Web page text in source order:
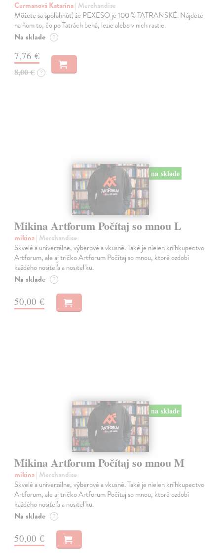
Cermanová Katarína| Merchandise
Môžete sa spoľahnúť, že PEXESO je 100 % TATRANSKÉ. Nájdete
na ňom to, čo po Tatrách behá, lezie alebo v nich rastie.
Na sklade ?
7,76 €
8,00 € ?
na sklade
Mikina Artforum Počítaj so mnou L
mikina| Merchandise
Skvelé a univerzálne, výberové a vkusné. Také je nielen kníhkupectvo
Artforum, ale aj tričko Artforum Počítaj so mnou, ktoré ozdobí
každého nositeľa a nositeľku.
Na sklade ?
50,00 €
na sklade
Mikina Artforum Počítaj so mnou M
mikina| Merchandise
Skvelé a univerzálne, výberové a vkusné. Také je nielen kníhkupectvo
Artforum, ale aj tričko Artforum Počítaj so mnou, ktoré ozdobí
každého nositeľa a nositeľku.
Na sklade ?
50,00 €